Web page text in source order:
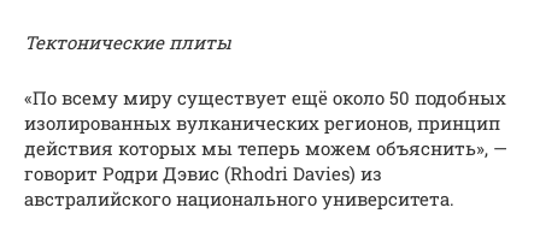
Тектонические плиты
«По всему миру существует ещё около 50 подобных
изолированных вулканических регионов, принцип
действия которых мы теперь можем объяснить», —
говорит Родри Дэвис (Rhodri Davies) из
австралийского национального университета.